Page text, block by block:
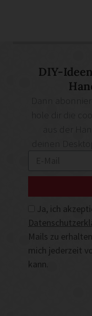
DIY-
deinen
Ja, ich
Mails zu
mich jederzeit
kann.